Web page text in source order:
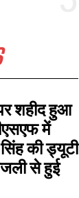
शहीद हुआ
में
की ड्यूटी
से हुई